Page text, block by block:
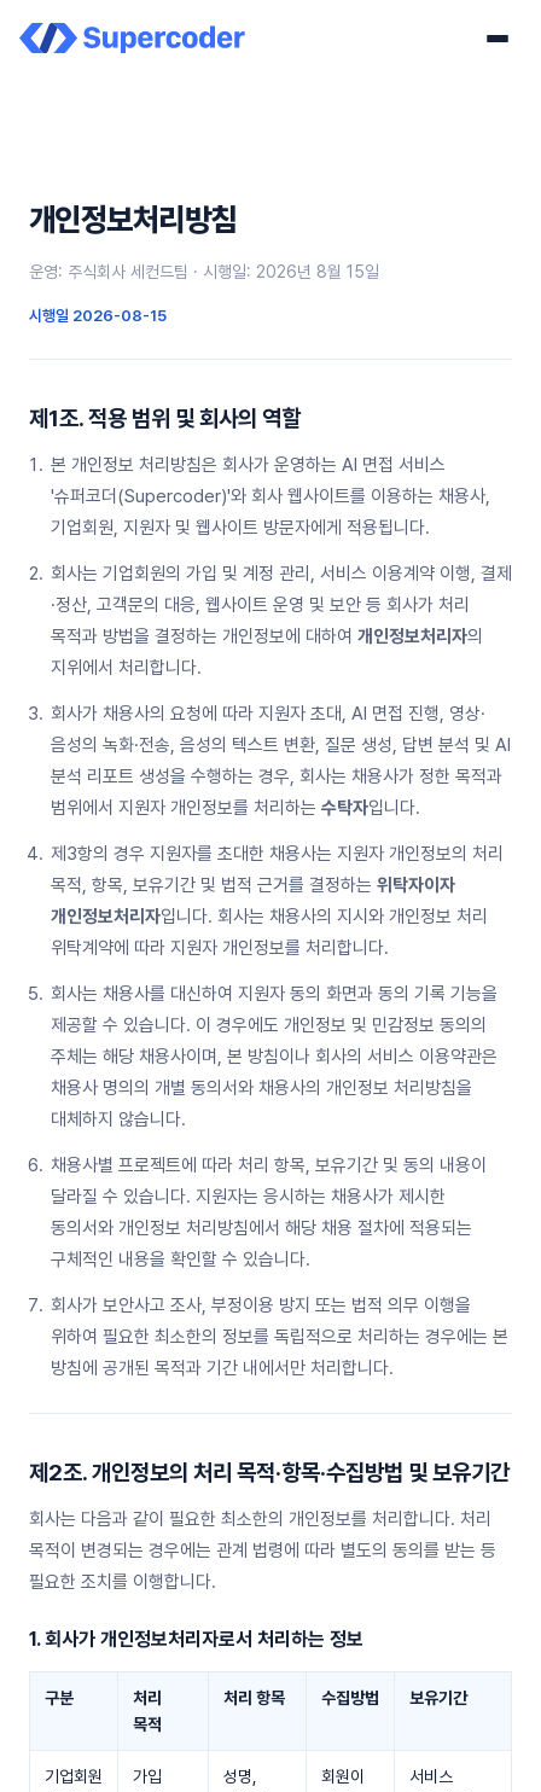
개인정보처리방침
운영: 주식회사 세컨드팀 · 시행일: 2026년 8월 15일
시행일 2026-08-15
제1조. 적용 범위 및 회사의 역할
본 개인정보 처리방침은 회사가 운영하는 AI 면접 서비스
'슈퍼코더(Supercoder)'와 회사 웹사이트를 이용하는 채용사,
기업회원, 지원자 및 웹사이트 방문자에게 적용됩니다.
회사는 기업회원의 가입 및 계정 관리, 서비스 이용계약 이행, 결제
·정산, 고객문의 대응, 웹사이트 운영 및 보안 등 회사가 처리
목적과 방법을 결정하는 개인정보에 대하여 개인정보처리자의
지위에서 처리합니다.
회사가 채용사의 요청에 따라 지원자 초대, AI 면접 진행, 영상·
음성의 녹화·전송, 음성의 텍스트 변환, 질문 생성, 답변 분석 및 AI
분석 리포트 생성을 수행하는 경우, 회사는 채용사가 정한 목적과
범위에서 지원자 개인정보를 처리하는 수탁자입니다.
제3항의 경우 지원자를 초대한 채용사는 지원자 개인정보의 처리
목적, 항목, 보유기간 및 법적 근거를 결정하는 위탁자이자
개인정보처리자입니다. 회사는 채용사의 지시와 개인정보 처리
위탁계약에 따라 지원자 개인정보를 처리합니다.
회사는 채용사를 대신하여 지원자 동의 화면과 동의 기록 기능을
제공할 수 있습니다. 이 경우에도 개인정보 및 민감정보 동의의
주체는 해당 채용사이며, 본 방침이나 회사의 서비스 이용약관은
채용사 명의의 개별 동의서와 채용사의 개인정보 처리방침을
대체하지 않습니다.
채용사별 프로젝트에 따라 처리 항목, 보유기간 및 동의 내용이
달라질 수 있습니다. 지원자는 응시하는 채용사가 제시한
동의서와 개인정보 처리방침에서 해당 채용 절차에 적용되는
구체적인 내용을 확인할 수 있습니다.
회사가 보안사고 조사, 부정이용 방지 또는 법적 의무 이행을
위하여 필요한 최소한의 정보를 독립적으로 처리하는 경우에는 본
방침에 공개된 목적과 기간 내에서만 처리합니다.
제2조. 개인정보의 처리 목적·항목·수집방법 및 보유기간
회사는 다음과 같이 필요한 최소한의 개인정보를 처리합니다. 처리
목적이 변경되는 경우에는 관계 법령에 따라 별도의 동의를 받는 등
필요한 조치를 이행합니다.
1. 회사가 개인정보처리자로서 처리하는 정보
구분
처리
목적
처리 항목 수집방법 보유기간
기업회원
가입
성명,
회원이
서비스